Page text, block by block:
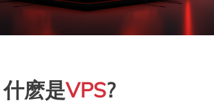
什麽是VPS?